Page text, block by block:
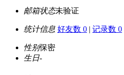
邮箱状态未验证
统计信息 好友数 0 | 记录数 0
性别保密
生日-